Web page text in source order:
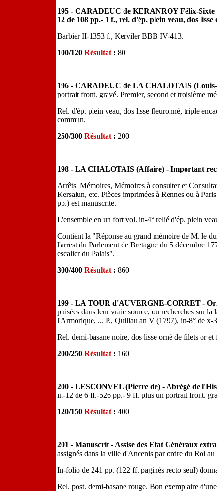
195 - CARADEUC de KERANROY Félix-Sixte
12 de 108 pp.- 1 f., rel. d'ép. plein veau, dos
Barbier II-1353 f., Kerviler BBB IV-413.
100/120 Résultat : 80
196 - CARADEUC de LA CHALOTAIS
portrait front. gravé. Premier, second et troisième
Rel. d'ép. plein veau, dos lisse fleuronné, triple
commun.
250/300 Résultat : 200
198 - LA CHALOTAIS (Affaire) - Important
Arrêts, Mémoires, Mémoires à consulter et
Kersalun, etc. Pièces imprimées à Rennes ou à
pp.) est manuscrite.
L'ensemble en un fort vol. in-4° relié d'ép. plein
Contient la "Réponse au grand mémoire de M. le
l'arrest du Parlement de Bretagne du 5 décembre
escalier du Palais".
300/400 Résultat : 860
199 - LA TOUR d'AUVERGNE-CORRET -
puisées dans leur vraie source, ou recherches sur
l'Armorique, ... P., Quillau an V (1797), in-8° de x-
Rel. demi-basane noire, dos lisse orné de filets or
200/250 Résultat : 160
200 - LESCONVEL (Pierre de) - Abrégé de
in-12 de 6 ff.-526 pp.- 9 ff. plus un portrait front.
120/150 Résultat : 400
201 - Manuscrit - Assise des Etat Généraux
assignés dans la ville d'Ancenis par ordre du Roi
In-folio de 241 pp. (122 ff. paginés recto seul)
Rel. post. demi-basane rouge. Bon exemplaire